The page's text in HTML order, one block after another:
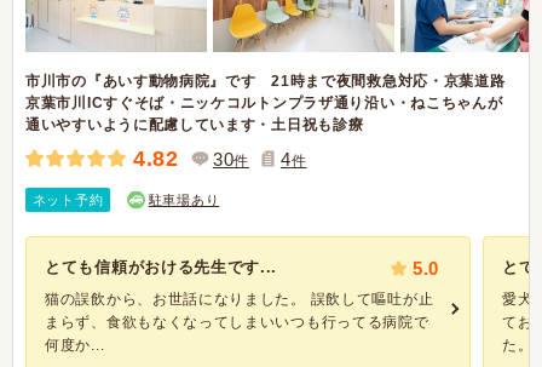
市川市の『あいす動物病院』です 21時まで夜間救急対応・京葉道路
京葉市川ICすぐそば・ニッケコルトンプラザ通り沿い・ねこちゃんが
通いやすいように配慮しています・土日祝も診療
4.82 30件 4件
ネット予約 駐車場あり
とても信頼がおける先生です... 5.0
猫の誤飲から、お世話になりました。 誤飲して嘔吐が止
まらず、食欲もなくなってしまいいつも行ってる病院で
何度か...
とて
愛犬
てお
た。